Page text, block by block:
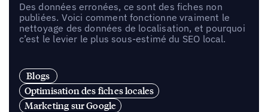
Des données erronées, ce sont des fiches non
publiées. Voici comment fonctionne vraiment le
nettoyage des données de localisation, et pourquoi
c’est le levier le plus sous-estimé du SEO local.
Blogs
Optimisation des fiches locales
Marketing sur Google